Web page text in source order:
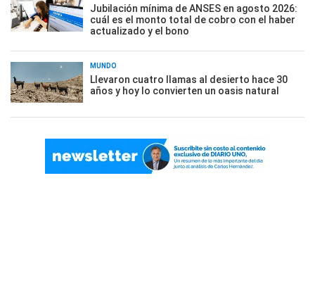
Jubilación mínima de ANSES en agosto 2026:
cuál es el monto total de cobro con el haber
actualizado y el bono
MUNDO
Llevaron cuatro llamas al desierto hace 30
años y hoy lo convierten un oasis natural